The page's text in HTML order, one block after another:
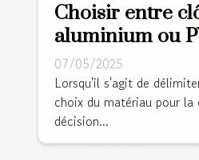
Choisir entre
aluminium ou
avantages et
07/05/2025
Lorsqu'il s'agit de
choix du matériau pour
décision...